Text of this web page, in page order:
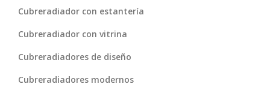
Cubreradiador con estantería
Cubreradiador con vitrina
Cubreradiadores de diseño
Cubreradiadores modernos